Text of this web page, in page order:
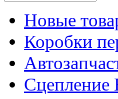
Новые
Коробки
Сцепление